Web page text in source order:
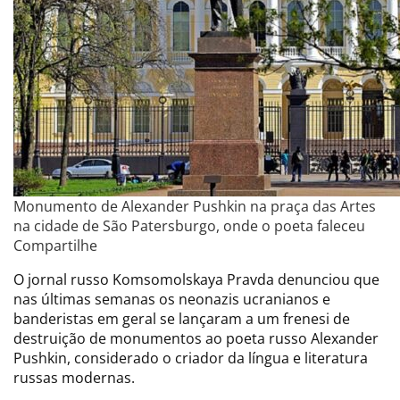
Monumento de Alexander Pushkin na praça das Artes
na cidade de São Patersburgo, onde o poeta faleceu
Compartilhe
O jornal russo Komsomolskaya Pravda denunciou que
nas últimas semanas os neonazis ucranianos e
banderistas em geral se lançaram a um frenesi de
destruição de monumentos ao poeta russo Alexander
Pushkin, considerado o criador da língua e literatura
russas modernas.